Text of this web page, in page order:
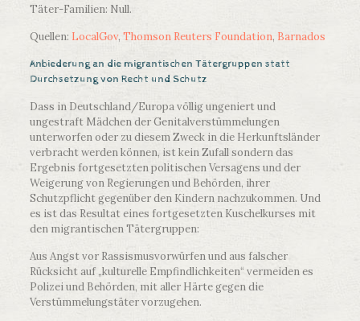
Täter-Familien: Null.
Quellen: LocalGov, Thomson Reuters Foundation, Barnados
Anbiederung an die migrantischen Tätergruppen statt
Durchsetzung von Recht und Schutz
Dass in Deutschland/Europa völlig ungeniert und
ungestraft Mädchen der Genitalverstümmelungen
unterworfen oder zu diesem Zweck in die Herkunftsländer
verbracht werden können, ist kein Zufall sondern das
Ergebnis fortgesetzten politischen Versagens und der
Weigerung von Regierungen und Behörden, ihrer
Schutzpflicht gegenüber den Kindern nachzukommen. Und
es ist das Resultat eines fortgesetzten Kuschelkurses mit
den migrantischen Tätergruppen:
Aus Angst vor Rassismusvorwürfen und aus falscher
Rücksicht auf „kulturelle Empfindlichkeiten“ vermeiden es
Polizei und Behörden, mit aller Härte gegen die
Verstümmelungstäter vorzugehen.